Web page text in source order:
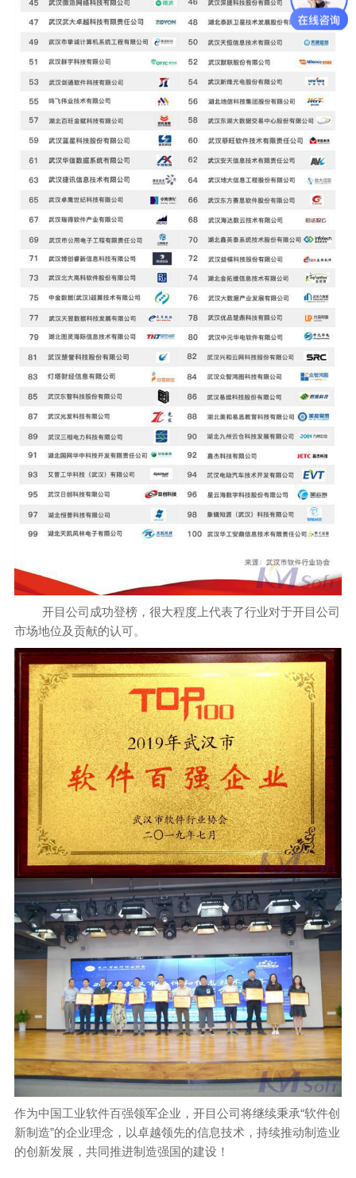
开目公司成功登榜，很大程度上代表了行业对于开目公司
市场地位及贡献的认可。
作为中国工业软件百强领军企业，开目公司将继续秉承“软件创
新制造”的企业理念，以卓越领先的信息技术，持续推动制造业
的创新发展，共同推进制造强国的建设！